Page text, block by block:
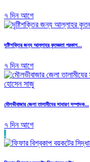
৭ দিন আগে
দৃষ্টিশক্তির জন্য আল্লাহর কৃতজ্ঞতা প্রকাশ...
৭ দিন আগে
মৌলভীবাজার জেলা তালামীযের সাধারণ সম্পাদক...
৭ দিন আগে
.